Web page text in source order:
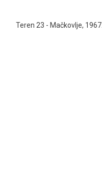
Teren 23 - Mačkovlje, 1967.